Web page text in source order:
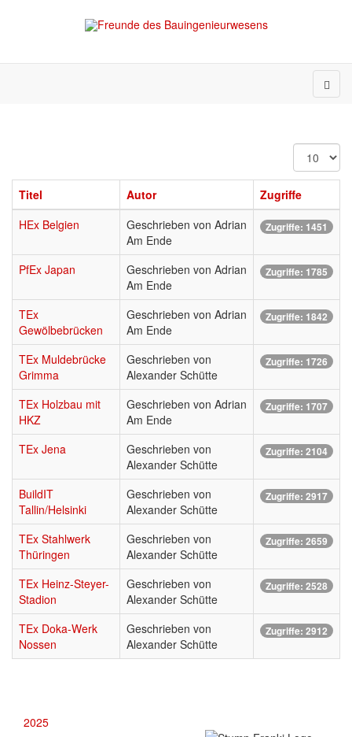
Anzeige
#
Titel
Autor
Zugriffe
HEx Belgien
Geschrieben von Adrian
Am Ende
Zugriffe: 1451
PfEx Japan
Geschrieben von Adrian
Am Ende
Zugriffe: 1785
TEx
Gewölbebrücken
Geschrieben von Adrian
Am Ende
Zugriffe: 1842
TEx Muldebrücke
Grimma
Geschrieben von
Alexander Schütte
Zugriffe: 1726
TEx Holzbau mit
HKZ
Geschrieben von Adrian
Am Ende
Zugriffe: 1707
TEx Jena
Geschrieben von
Alexander Schütte
Zugriffe: 2104
BuildIT
Tallin/Helsinki
Geschrieben von
Alexander Schütte
Zugriffe: 2917
TEx Stahlwerk
Thüringen
Geschrieben von
Alexander Schütte
Zugriffe: 2659
TEx Heinz-Steyer-
Stadion
Geschrieben von
Alexander Schütte
Zugriffe: 2528
TEx Doka-Werk
Nossen
Geschrieben von
Alexander Schütte
Zugriffe: 2912
2025